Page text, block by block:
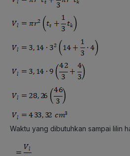
Waktu yang dibutuhkan sampai lilin